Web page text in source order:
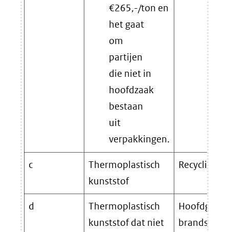
€265,-/ton en
het gaat
om
partijen
die niet in
hoofdzaak
bestaan
uit
verpakkingen.
c
Thermoplastisch
kunststof
Recycling.
d
Thermoplastisch
kunststof dat niet
brandstof